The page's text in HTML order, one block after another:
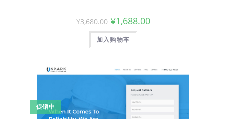
¥3,680.00 ¥1,688.00
加入购物车
促销中